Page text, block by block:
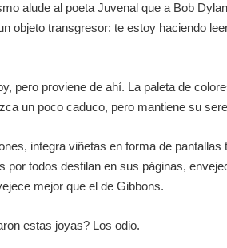
alude al poeta Juvenal que a Bob
objeto transgresor: te estoy haciendo
pero proviene de ahí. La paleta de
un poco caduco, pero mantiene su
integra viñetas en forma de pantallas
por todos desfilan en sus páginas,
mejor que el de Gibbons.
estas joyas? Los odio.